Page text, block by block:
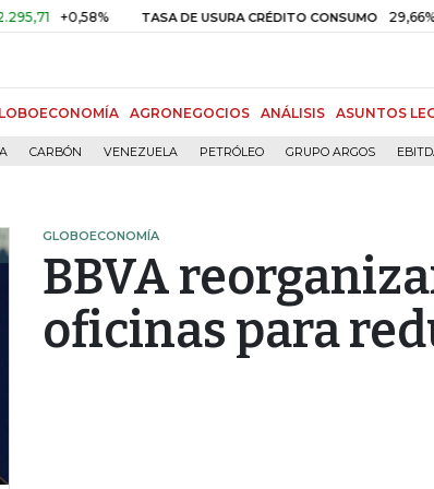
+0,58% TASA DE USURA CRÉDITO CONSUMO 29,66%
AGRONEGOCIOS ANÁLISIS ASUNTOS
CARBÓN VENEZUELA PETRÓLEO GRUPO ARGOS
GLOBOECONOMÍA
BBVA
oficinas para